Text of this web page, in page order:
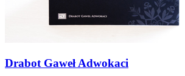
Drabot Gaweł Adwokaci